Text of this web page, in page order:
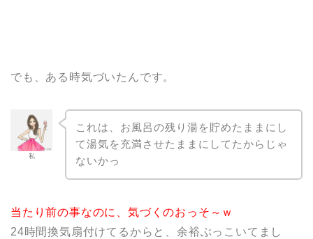
でも、ある時気づいたんです。
私
これは、お風呂の残り湯を貯めたままにし
て湯気を充満させたままにしてたからじゃ
ないかっ
当たり前の事なのに、気づくのおっそ～ｗ
24時間換気扇付けてるからと、余裕ぶっこいてまし